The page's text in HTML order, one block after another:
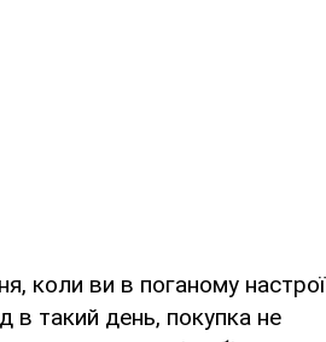
коли ви в поганому настрої
в такий день, покупка не